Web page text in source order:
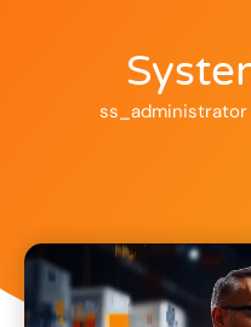
ss_administrator